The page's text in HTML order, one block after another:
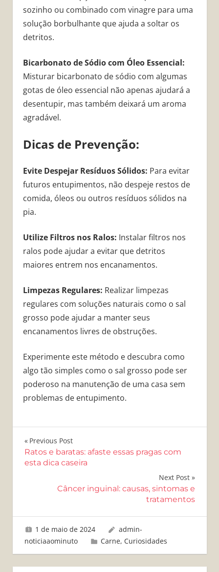
sozinho ou combinado com vinagre para uma
solução borbulhante que ajuda a soltar os
detritos.
Bicarbonato de Sódio com Óleo Essencial:
Misturar bicarbonato de sódio com algumas
gotas de óleo essencial não apenas ajudará a
desentupir, mas também deixará um aroma
agradável.
Dicas de Prevenção:
Evite Despejar Resíduos Sólidos: Para evitar
futuros entupimentos, não despeje restos de
comida, óleos ou outros resíduos sólidos na
pia.
Utilize Filtros nos Ralos: Instalar filtros nos
ralos pode ajudar a evitar que detritos
maiores entrem nos encanamentos.
Limpezas Regulares: Realizar limpezas
regulares com soluções naturais como o sal
grosso pode ajudar a manter seus
encanamentos livres de obstruções.
Experimente este método e descubra como
algo tão simples como o sal grosso pode ser
poderoso na manutenção de uma casa sem
problemas de entupimento.
Navegação
de
Previous Post
Ratos e baratas: afaste essas pragas com
esta dica caseira
Next Post
Câncer inguinal: causas, sintomas e
tratamentos
1 de maio de 2024
admin-
noticiaaominuto
Carne, Curiosidades